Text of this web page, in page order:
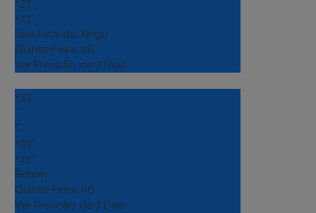
+37°
+23°
Sao Felix do Xingu
Quinta-Feira, 06
Ver Previsão de 7 Dias
+33
°
C
+33°
+23°
Belém
Quinta-Feira, 06
Ver Previsão de 7 Dias